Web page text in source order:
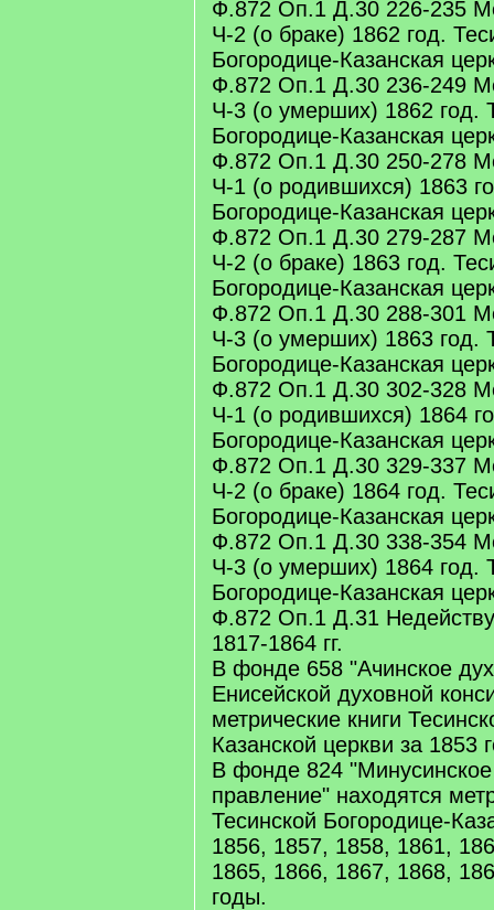
Ф.872 Оп.1 Д.30 226-235
Ч-2 (о браке) 1862 год.
Богородице-Казанская
Ф.872 Оп.1 Д.30 236-249
Ч-3 (о умерших) 1862 год.
Богородице-Казанская
Ф.872 Оп.1 Д.30 250-278
Ч-1 (о родившихся) 1863
Богородице-Казанская
Ф.872 Оп.1 Д.30 279-287
Ч-2 (о браке) 1863 год.
Богородице-Казанская
Ф.872 Оп.1 Д.30 288-301
Ч-3 (о умерших) 1863 год.
Богородице-Казанская
Ф.872 Оп.1 Д.30 302-328
Ч-1 (о родившихся) 1864
Богородице-Казанская
Ф.872 Оп.1 Д.30 329-337
Ч-2 (о браке) 1864 год.
Богородице-Казанская
Ф.872 Оп.1 Д.30 338-354
Ч-3 (о умерших) 1864 год.
Богородице-Казанская
Ф.872 Оп.1 Д.31
1817-1864 гг.
В фонде 658 "Ачинское
Енисейской духовной
метрические книги
Казанской церкви за 1853
В фонде 824
правление" находятся
Тесинской Богородице-
1856, 1857, 1858, 1861,
1865, 1866, 1867, 1868,
годы.